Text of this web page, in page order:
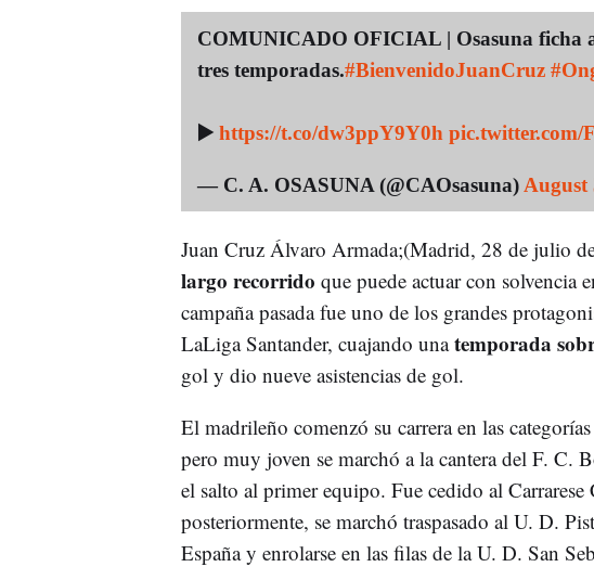
COMUNICADO OFICIAL | Osasuna ficha
tres temporadas.#BienvenidoJuanCruz
▶️ https://t.co/dw3ppY9Y0h pic.twitter.com/
— C. A. OSASUNA (@CAOsasuna) August
Juan Cruz Álvaro Armada;(Madrid, 28 de julio
largo recorrido que puede actuar con solvencia
campaña pasada fue uno de los grandes
LaLiga Santander, cuajando unatemporada
gol y dio nueve asistencias de gol.
El madrileño comenzó su carrera en las
pero muy joven se marchó a la cantera del F. C.
el salto al primer equipo. Fue cedido al
posteriormente, se marchó traspasado al U. D.
España y enrolarse en las filas de la U. D. San